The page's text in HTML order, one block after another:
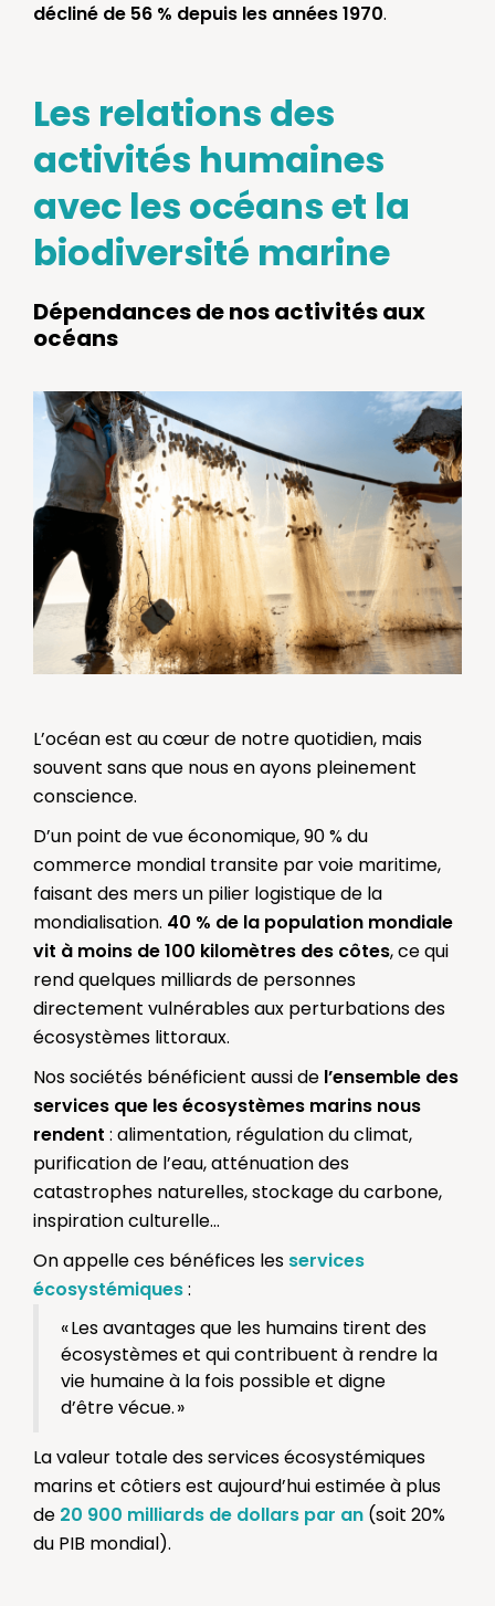
décliné de 56 % depuis les années 1970.
Les relations des
activités humaines
avec les océans et la
biodiversité marine
Dépendances de nos activités aux
océans
L’océan est au cœur de notre quotidien, mais
souvent sans que nous en ayons pleinement
conscience.
D’un point de vue économique, 90 % du
commerce mondial transite par voie maritime,
faisant des mers un pilier logistique de la
mondialisation. 40 % de la population mondiale
vit à moins de 100 kilomètres des côtes, ce qui
rend quelques milliards de personnes
directement vulnérables aux perturbations des
écosystèmes littoraux.
Nos sociétés bénéficient aussi de l’ensemble des
services que les écosystèmes marins nous
rendent : alimentation, régulation du climat,
purification de l’eau, atténuation des
catastrophes naturelles, stockage du carbone,
inspiration culturelle…
On appelle ces bénéfices les services
écosystémiques:
« Les avantages que les humains tirent des
écosystèmes et qui contribuent à rendre la
vie humaine à la fois possible et digne
d’être vécue. »
La valeur totale des services écosystémiques
marins et côtiers est aujourd’hui estimée à plus
de 20 900 milliards de dollars par an (soit 20%
du PIB mondial).